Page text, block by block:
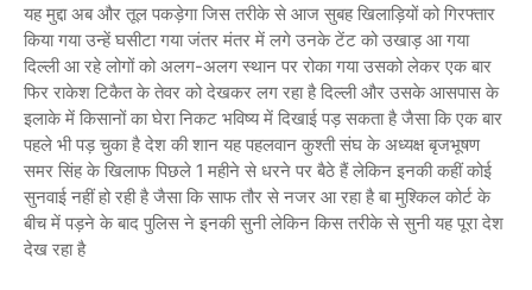
यह मुद्दा अब और तूल पकड़ेगा जिस तरीके से आज सुबह खिलाड़ियों को गिरफ्तार
किया गया उन्हें घसीटा गया जंतर मंतर में लगे उनके टेंट को उखाड़ आ गया
दिल्ली आ रहे लोगों को अलग-अलग स्थान पर रोका गया उसको लेकर एक बार
फिर राकेश टिकैत के तेवर को देखकर लग रहा है दिल्ली और उसके आसपास के
इलाके में किसानों का घेरा निकट भविष्य में दिखाई पड़ सकता है जैसा कि एक बार
पहले भी पड़ चुका है देश की शान यह पहलवान कुश्ती संघ के अध्यक्ष बृजभूषण
समर सिंह के खिलाफ पिछले 1 महीने से धरने पर बैठे हैं लेकिन इनकी कहीं कोई
सुनवाई नहीं हो रही है जैसा कि साफ तौर से नजर आ रहा है बा मुश्किल कोर्ट के
बीच में पड़ने के बाद पुलिस ने इनकी सुनी लेकिन किस तरीके से सुनी यह पूरा देश
देख रहा है